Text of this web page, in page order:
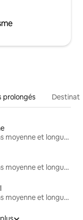
prolongés
Locations moyenne et longue durée
Locations moyenne et longue durée
Locations moyenne et longue durée